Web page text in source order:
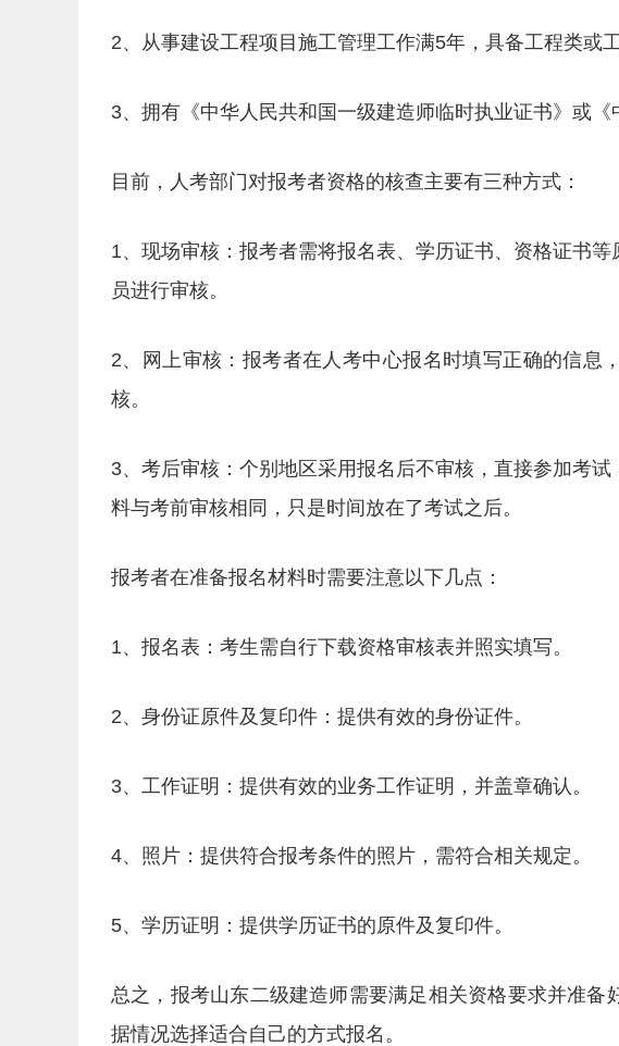
2、从事建设工程项目施工管理工作满5年，具备工程类或
3、拥有《中华人民共和国一级建造师临时执业证书》或《
目前，人考部门对报考者资格的核查主要有三种方式：
1、现场审核：报考者需将报名表、学历证书、资格证书
员进行审核。
2、网上审核：报考者在人考中心报名时填写正确的信息
核。
3、考后审核：个别地区采用报名后不审核，直接参加考
料与考前审核相同，只是时间放在了考试之后。
报考者在准备报名材料时需要注意以下几点：
1、报名表：考生需自行下载资格审核表并照实填写。
2、身份证原件及复印件：提供有效的身份证件。
3、工作证明：提供有效的业务工作证明，并盖章确认。
4、照片：提供符合报考条件的照片，需符合相关规定。
5、学历证明：提供学历证书的原件及复印件。
总之，报考山东二级建造师需要满足相关资格要求并准
据情况选择适合自己的方式报名。